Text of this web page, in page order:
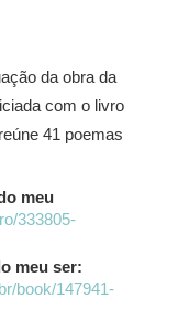
da obra da
com o livro
41 poemas
meu
333805-
meu ser:
book/147941-